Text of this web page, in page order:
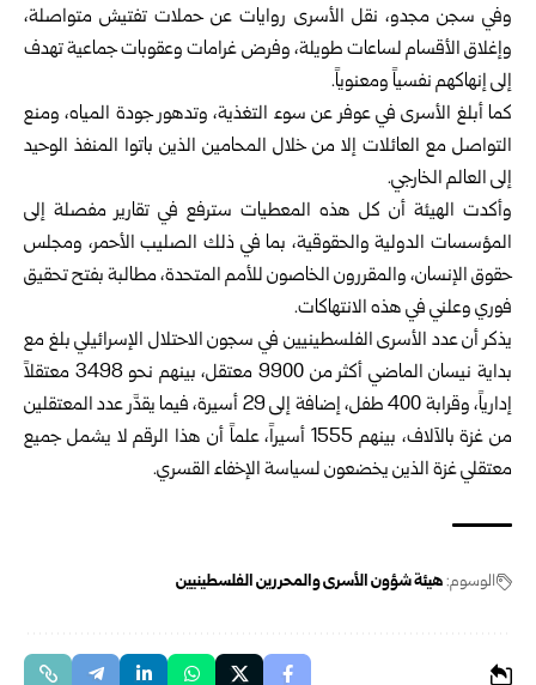
وفي سجن مجدو، نقل الأسرى روايات عن حملات تفتيش متواصلة،
وإغلاق الأقسام لساعات طويلة، وفرض غرامات وعقوبات جماعية تهدف
إلى إنهاكهم نفسياً ومعنوياً.
كما أبلغ الأسرى في عوفر عن سوء التغذية، وتدهور جودة المياه، ومنع
التواصل مع العائلات إلا من خلال المحامين الذين باتوا المنفذ الوحيد
إلى العالم الخارجي.
وأكدت الهيئة أن كل هذه المعطيات سترفع في تقارير مفصلة إلى
المؤسسات الدولية والحقوقية، بما في ذلك الصليب الأحمر، ومجلس
حقوق الإنسان، والمقررون الخاصون للأمم المتحدة، مطالبة بفتح تحقيق
فوري وعلني في هذه الانتهاكات.
يذكر أن عدد الأسرى الفلسطينيين في سجون الاحتلال الإسرائيلي بلغ مع
بداية نيسان الماضي أكثر من 9900 معتقل، بينهم نحو 3498 معتقلاً
إدارياً، وقرابة 400 طفل، إضافة إلى 29 أسيرة، فيما يقدَّر عدد المعتقلين
من غزة بالآلاف، بينهم 1555 أسيراً، علماً أن هذا الرقم لا يشمل جميع
معتقلي غزة الذين يخضعون لسياسة الإخفاء القسري.
الوسوم:هيئة شؤون الأسرى والمحررين الفلسطينيين